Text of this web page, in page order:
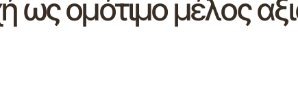
ως ομότιμο μέλος